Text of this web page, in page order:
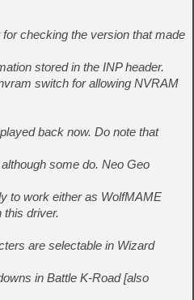
checking the version that made
stored in the INP header.
switch for allowing NVRAM
back now. Do note that
some do. Neo Geo
to work either as WolfMAME
this driver.
are selectable in Wizard
in Battle K-Road [also